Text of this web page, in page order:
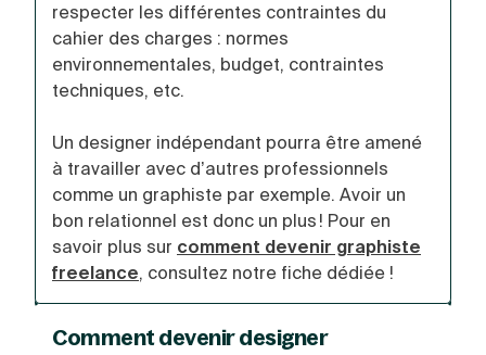
respecter les différentes contraintes du
cahier des charges : normes
environnementales, budget, contraintes
techniques, etc.
Un designer indépendant pourra être amené
à travailler avec d’autres professionnels
comme un graphiste par exemple. Avoir un
bon relationnel est donc un plus ! Pour en
savoir plus sur comment devenir graphiste
freelance, consultez notre fiche dédiée !
Comment devenir designer